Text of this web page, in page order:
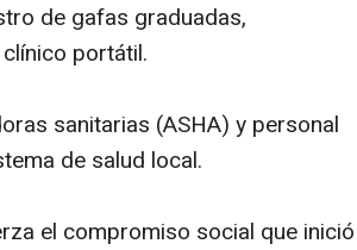
de gafas graduadas,
portátil.
sanitarias (ASHA) y personal
de salud local.
el compromiso social que inició